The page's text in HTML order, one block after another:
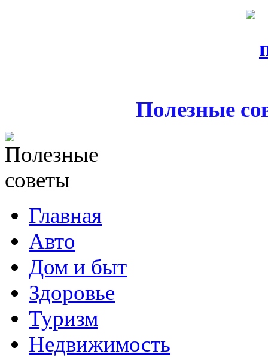
Полезные
Главная
Авто
Дом и быт
Здоровье
Туризм
Недвижимость